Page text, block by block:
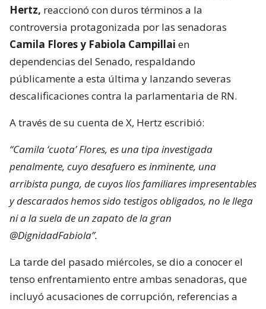
Hertz, reaccionó con duros términos a la
controversia protagonizada por las senadoras
Camila Flores y Fabiola Campillai en
dependencias del Senado, respaldando
públicamente a esta última y lanzando severas
descalificaciones contra la parlamentaria de RN.
A través de su cuenta de X, Hertz escribió:
“Camila ‘cuota’ Flores, es una tipa investigada
penalmente, cuyo desafuero es inminente, una
arribista punga, de cuyos líos familiares impresentables
y descarados hemos sido testigos obligados, no le llega
ni a la suela de un zapato de la gran
@DignidadFabiola”.
La tarde del pasado miércoles, se dio a conocer el
tenso enfrentamiento entre ambas senadoras, que
incluyó acusaciones de corrupción, referencias a